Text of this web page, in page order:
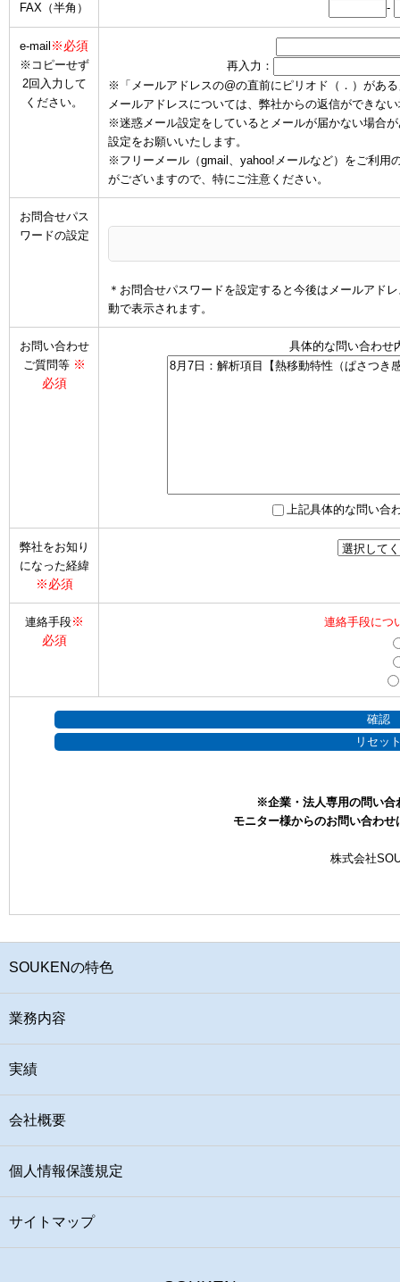
FAX（半角） -
e-mail ※必須
※コピーせず
2回入力して
ください。
再入力：
※「メールアドレスの@の直前にピリオド（．）があ
メールアドレスについては、弊社からの返信ができな
※迷惑メール設定をしているとメールが届かない場合
設定をお願いいたします。
※フリーメール（gmail、yahoo!メールなど）をご利用
がございますので、特にご注意ください。
お問合せパス
ワードの設定
＊お問合せパスワードを設定すると今後はメールアド
動で表示されます。
お問い合わせ
ご質問等 ※
必須
具体的な問い合わせ
上記具体的な問い合
弊社をお知り
になった経緯
※必須
連絡手段※
必須
連絡手段につ
※企業・法人専用の問い合
モニター様からのお問い合わせ
株式会社
SOUKENの特色
業務内容
実績
会社概要
個人情報保護規定
サイトマップ